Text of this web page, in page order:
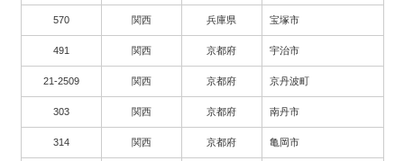
570 関西 兵庫県 宝塚市
491 関西 京都府 宇治市
21-2509 関西 京都府 京丹波町
303 関西 京都府 南丹市
314 関西 京都府 亀岡市